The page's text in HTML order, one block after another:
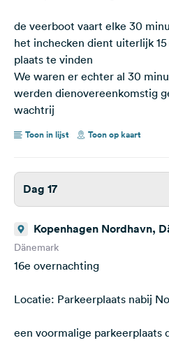
de veerboot vaart elke 30
het inchecken dient uiterlijk
plaats te vinden
We waren er echter al 30
werden dienovereenkomstig
wachtrij
Toon in lijst Toon op kaart
Dag 17
Kopenhagen Nordhavn,
Dänemark
16e overnachting
Locatie: Parkeerplaats nabij
een voormalige parkeerplaats